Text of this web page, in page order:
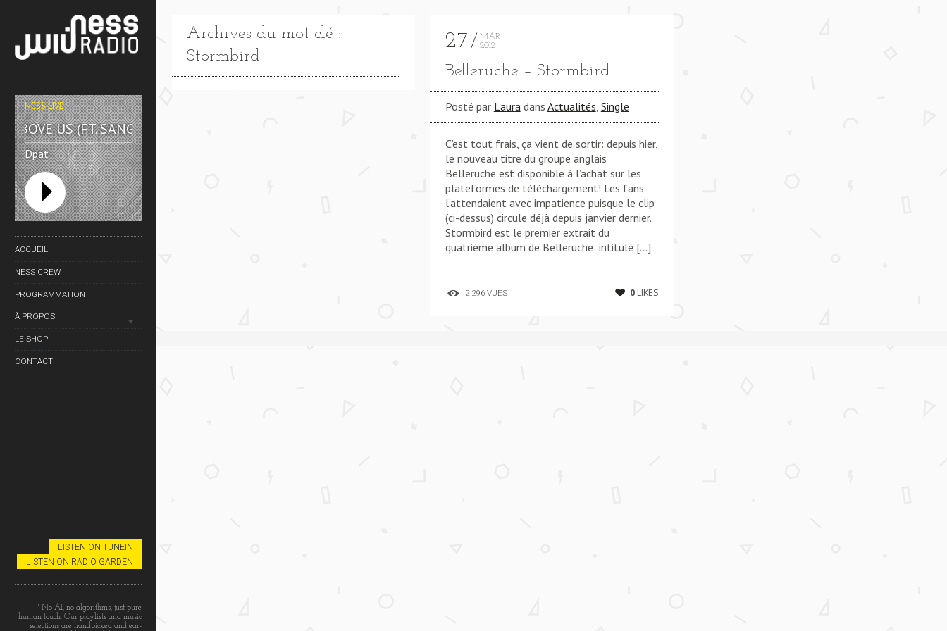
ABOVE US (FT. SANGO & ISLES) **** ABOVE US (FT. SANGO & ISLES) **** ABOVE US (FT. SANGO & ISLES) **** ABOVE US (FT. SANGO & ISLES) **** ABOVE US
Dpat
NESS LIVE !
ACCUEIL
NESS CREW
PROGRAMMATION
À PROPOS
LE SHOP !
CONTACT
LISTEN ON TUNEIN
LISTEN ON RADIO GARDEN
" No AI, no algorithms, just pure
human touch. Our playlists and music
selections are handpicked and ear-
Archives du mot clé :
Stormbird
27
MAR
2012
Belleruche – Stormbird
Posté par Laura dans Actualités Single
C’est tout frais, ça vient de sortir: depuis hier,
le nouveau titre du groupe anglais
Belleruche est disponible à l’achat sur les
plateformes de téléchargement! Les fans
l’attendaient avec impatience puisque le clip
(ci-dessus) circule déjà depuis janvier dernier.
Stormbird est le premier extrait du
quatrième album de Belleruche: intitulé […]
2 296 VUES 0LIKES